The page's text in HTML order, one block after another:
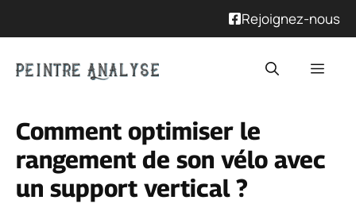
Rejoignez-nous
Comment optimiser le
rangement de son vélo avec
un support vertical ?